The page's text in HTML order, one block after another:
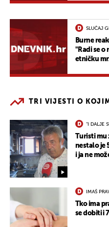
SLUČAJ
Burne
"Radi se o
etničku
TRI VIJESTI O
"I DALJE
Turisti mu
nestalo je
i ja ne
IMAŠ
Tko ima
se dobiti i